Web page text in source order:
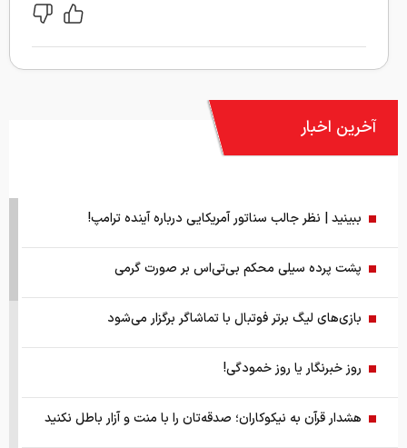
آخرین اخبار
ببینید | نظر جالب سناتور آمریکایی درباره آینده ترامپ!
پشت پرده سیلی محکم بی‌تی‌اس بر صورت گرمی
بازی‌های لیگ برتر فوتبال با تماشاگر برگزار می‌شود
روز خبرنگار یا روز خمودگی!
هشدار قرآن به نیکوکاران؛ صدقه‌تان را با منت و آزار باطل نکنید